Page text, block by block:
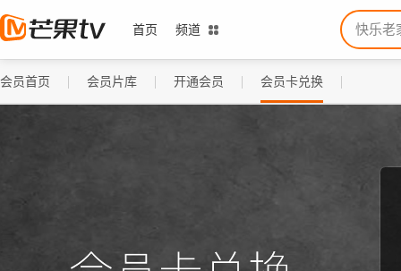
首页 频道
会员首页 会员片库 开通会员 会员卡兑换